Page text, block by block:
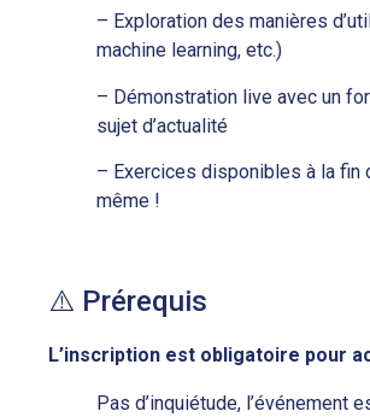
– Exploration des manières
machine learning, etc.)
– Démonstration live avec un
sujet d’actualité
– Exercices disponibles à la fin
même !
⚠️ Prérequis
L’inscription est obligatoire pour
Pas d’inquiétude,